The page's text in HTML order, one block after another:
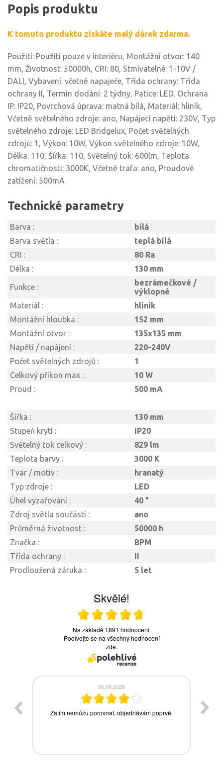
Popis produktu
K tomuto produktu získáte malý dárek zdarma.
Použití: Použití pouze v interiéru, Montážní otvor: 140
mm, Životnost: 50000h, CRI: 80, Stmívatelné: 1-10V /
DALI, Vybavení: včetně napaječe, Třída ochrany: Třída
ochrany II, Termín dodání: 2 týdny, Patice: LED, Ochrana
IP: IP20, Povrchová úprava: matná bílá, Materiál: hliník,
Včetně světelného zdroje: ano, Napájecí napětí: 230V, Typ
světelného zdroje: LED Bridgelux, Počet světelných
zdrojů: 1, Výkon: 10W, Výkon světelného zdroje: 10W,
Délka: 110, Šířka: 110, Světelný tok: 600lm, Teplota
chromatičnosti: 3000K, Včetně trafa: ano, Proudové
zatížení: 500mA
Technické parametry
Barva :
bílá
Barva světla :
teplá bílá
CRI :
80 Ra
Délka :
130 mm
Funkce :
bezrámečkové /
výklopné
Materiál :
hliník
Montážní hloubka :
152 mm
Montážní otvor :
135x135 mm
Napětí / napájení :
220-240V
Počet světelných zdrojů :
1
Celkový příkon max. :
10 W
Proud :
500 mA
Šířka :
130 mm
Stupeň krytí :
IP20
Světelný tok celkový :
829 lm
Teplota barvy :
3000 K
Tvar / motiv :
hranatý
Typ zdroje :
LED
Úhel vyzařování :
40 °
Zdroj světla součástí :
ano
Průměrná životnost :
50000 h
Značka :
BPM
Třída ochrany :
II
Prodloužená záruka :
5 let